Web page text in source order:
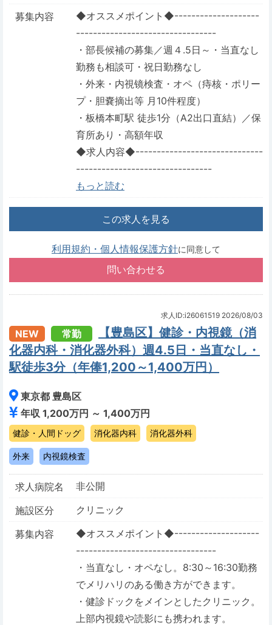
募集内容
◆オススメポイント◆--------------------
---------------------------------
・部長候補の募集／週４.5日～・当直なし
勤務も相談可・祝日勤務なし
・外来・内視镜検査・オペ（痔核・ポリー
プ・胆嚢摘出等 月10件程度）
・板橋本町駅 徒歩1分（A2出口直結）／保
育所あり・高額年収
◆求人内容◆------------------------------
--------------------------------
もっと読む
この求人を見る
利用規約・個人情報保護方針に同意して
求人ID:i26061519 2026/08/03
NEW 常勤
【豊島区】健診・内視鏡（消
化器内科・消化器外科）週4.5日・当直なし・
駅徒歩3分（年俸1,200～1,400万円）
東京都 豊島区
年収 1,200万円 ～ 1,400万円
健診・人間ドッグ 消化器内科 消化器外科
外来 内視鏡検査
求人病院名
非公開
施設区分
クリニック
募集内容
◆オススメポイント◆--------------------
---------------------------------
・当直なし・オペなし。8:30～16:30勤務
でメリハリのある働き方ができます。
・健診ドックをメインとしたクリニック。
上部内視鏡や読影にも携われます。